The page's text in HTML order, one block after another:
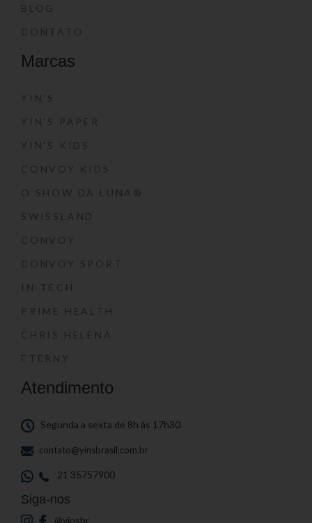
BLOG
CONTATO
Marcas
YIN’S
YIN’S PAPER
YIN’S KIDS
CONVOY KIDS
O SHOW DA LUNA®
SWISSLAND
CONVOY
CONVOY SPORT
IN-TECH
PRIME HEALTH
CHRIS HELENA
ETERNY
Atendimento
Segunda a sexta de 8h às 17h30
contato@yinsbrasil.com.br
21 35757900
Siga-nos
@yinsbr